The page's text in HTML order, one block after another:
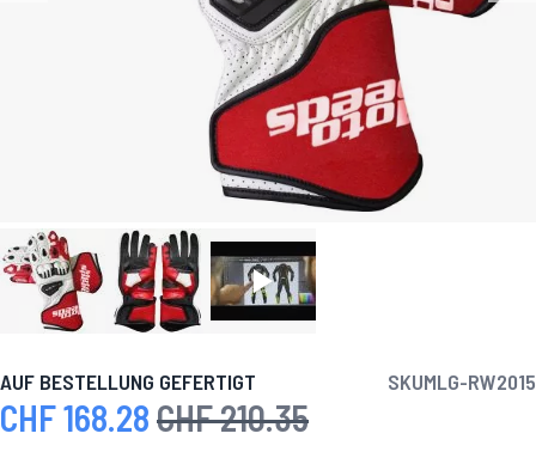
AUF BESTELLUNG GEFERTIGT SKUMLG-RW2015
Sonderpreis
CHF 168.28 Regulärer Preis
CHF 210.35